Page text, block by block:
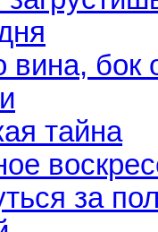
вина, бок
тайна
за